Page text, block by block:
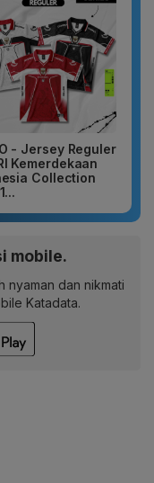
- Jersey Reguler
Kemerdekaan
Collection
mobile.
nyaman dan nikmati
Katadata.